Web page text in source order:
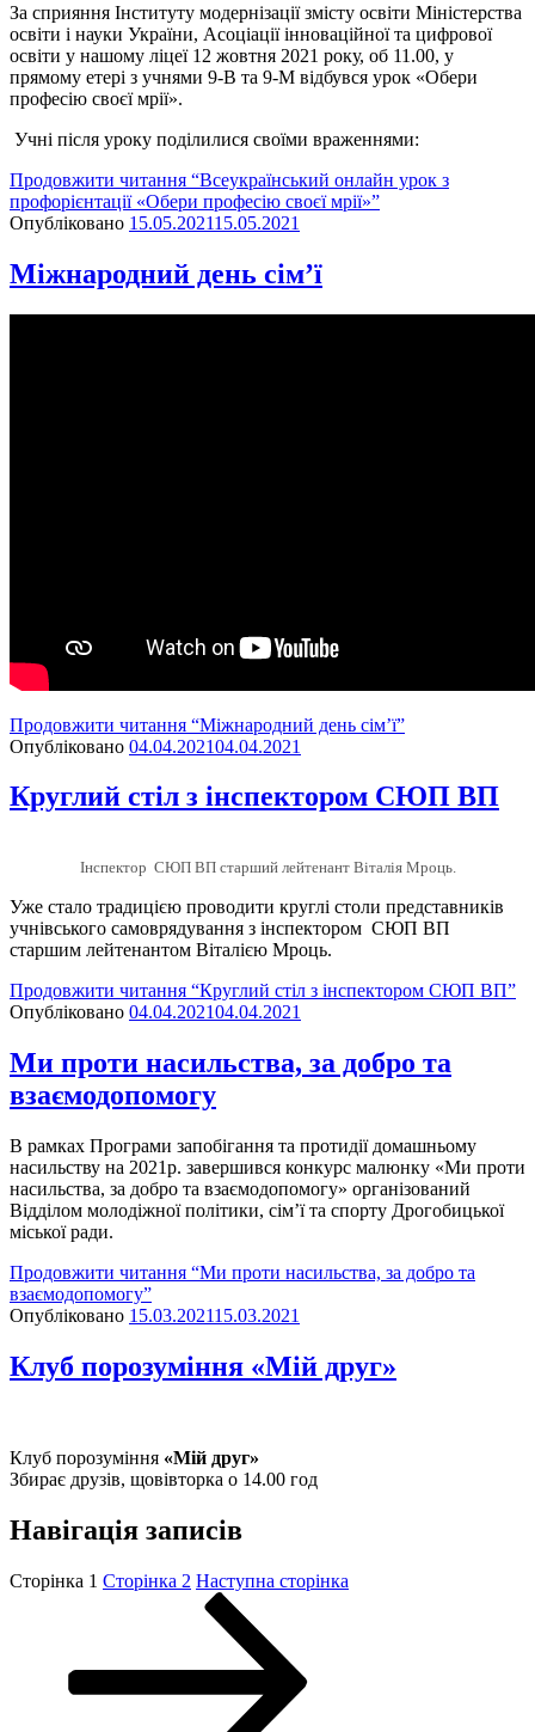
За сприяння Інституту модернізації змісту освіти Міністерства
освіти і науки України, Асоціації інноваційної та цифрової
освіти у нашому ліцеї 12 жовтня 2021 року, об 11.00, у
прямому етері з учнями 9-В та 9-М відбувся урок «Обери
професію своєї мрії».
Учні після уроку поділилися своїми враженнями:
Продовжити читання “Всеукраїнський онлайн урок з
профорієнтації «Обери професію своєї мрії»”
Опубліковано 15.05.202115.05.2021
Міжнародний день сім’ї
Продовжити читання “Міжнародний день сім’ї”
Опубліковано 04.04.202104.04.2021
Круглий стіл з інспектором СЮП ВП
Інспектор СЮП ВП старший лейтенант Віталія Мроць.
Уже стало традицією проводити круглі столи представників
учнівського самоврядування з інспектором СЮП ВП
старшим лейтенантом Віталією Мроць.
Продовжити читання “Круглий стіл з інспектором СЮП ВП”
Опубліковано 04.04.202104.04.2021
Ми проти насильства, за добро та
взаємодопомогу
В рамках Програми запобігання та протидії домашньому
насильству на 2021р. завершився конкурс малюнку «Ми проти
насильства, за добро та взаємодопомогу» організований
Відділом молодіжної політики, сім’ї та спорту Дрогобицької
міської ради.
Продовжити читання “Ми проти насильства, за добро та
взаємодопомогу”
Опубліковано 15.03.202115.03.2021
Клуб порозуміння «Мій друг»
Клуб порозуміння «Мій друг»
Збирає друзів, щовівторка о 14.00 год
Навігація записів
Сторінка 1 Сторінка 2 Наступна сторінка